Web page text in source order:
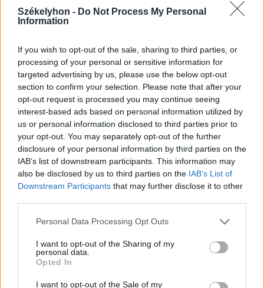
Székelyhon - Do Not Process My Personal
Information
If you wish to opt-out of the sale, sharing to third parties, or
processing of your personal or sensitive information for
targeted advertising by us, please use the below opt-out
section to confirm your selection. Please note that after your
opt-out request is processed you may continue seeing
interest-based ads based on personal information utilized by
us or personal information disclosed to third parties prior to
your opt-out. You may separately opt-out of the further
disclosure of your personal information by third parties on the
IAB’s list of downstream participants. This information may
also be disclosed by us to third parties on the IAB’s List of
Downstream Participants that may further disclose it to other
Personal Data Processing Opt Outs
I want to opt-out of the Sharing of my
personal data.
Opted In
I want to opt-out of the Sale of my
Hasznos
Impresszum
Szerzői jogok
Adatvédelmi tájékoztató
Cookie-kezelési tájékoztató
Hozzászólási szabályzat
Nyomtatott lapjaink archívuma
Székely Hírmondó archívuma